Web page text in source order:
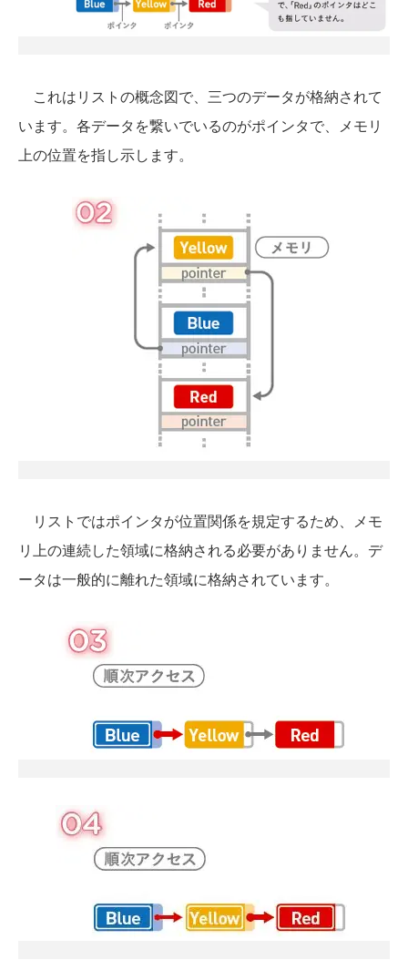
これはリストの概念図で、三つのデータが格納されて
います。各データを繋いでいるのがポインタで、メモリ
上の位置を指し示します。
リストではポインタが位置関係を規定するため、メモ
リ上の連続した領域に格納される必要がありません。デ
ータは一般的に離れた領域に格納されています。